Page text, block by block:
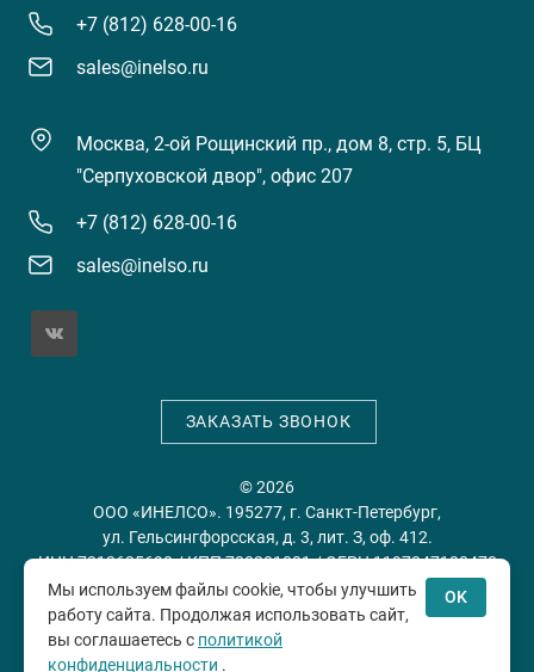
+7 (812) 628-00-16
sales@inelso.ru
Москва, 2-ой Рощинский пр., дом 8, стр. 5, БЦ
"Серпуховской двор", офис 207
+7 (812) 628-00-16
sales@inelso.ru
ЗАКАЗАТЬ ЗВОНОК
© 2026
ООО «ИНЕЛСО». 195277, г. Санкт-Петербург,
ул. Гельсингфорсская, д. 3, лит. З, оф. 412.
ИНН 7813635698 / КПП 780201001 / ОГРН 1197847128478
Политика конфиденциальности
соглашение
Мы используем файлы cookie, чтобы улучшить
работу сайта. Продолжая использовать сайт,
вы соглашаетесь с политикой
конфиденциальности .
OK